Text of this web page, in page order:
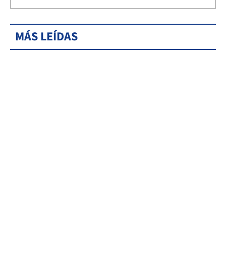
MÁS LEÍDAS